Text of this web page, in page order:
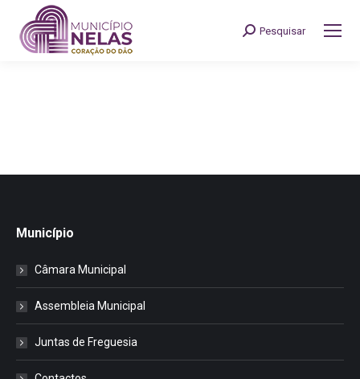
Search:
Pesquisar
Município
Câmara Municipal
Assembleia Municipal
Juntas de Freguesia